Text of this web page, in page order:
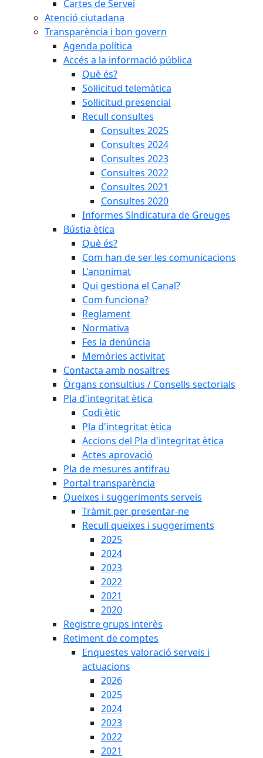
Cartes de Servei
Atenció ciutadana
Transparència i bon govern
Agenda política
Accés a la informació pública
Què és?
Sol·licitud telemàtica
Sol·licitud presencial
Recull consultes
Consultes 2025
Consultes 2024
Consultes 2023
Consultes 2022
Consultes 2021
Consultes 2020
Informes Síndicatura de Greuges
Bústia ètica
Què és?
Com han de ser les comunicacions
L'anonimat
Qui gestiona el Canal?
Com funciona?
Reglament
Normativa
Fes la denúncia
Memòries activitat
Contacta amb nosaltres
Òrgans consultius / Consells sectorials
Pla d'integritat ètica
Codi ètic
Pla d'integritat ètica
Accions del Pla d'integritat ètica
Actes aprovació
Pla de mesures antifrau
Portal transparència
Queixes i suggeriments serveis
Tràmit per presentar-ne
Recull queixes i suggeriments
2025
2024
2023
2022
2021
2020
Registre grups interès
Retiment de comptes
Enquestes valoració serveis i
actuacions
2026
2025
2024
2023
2022
2021